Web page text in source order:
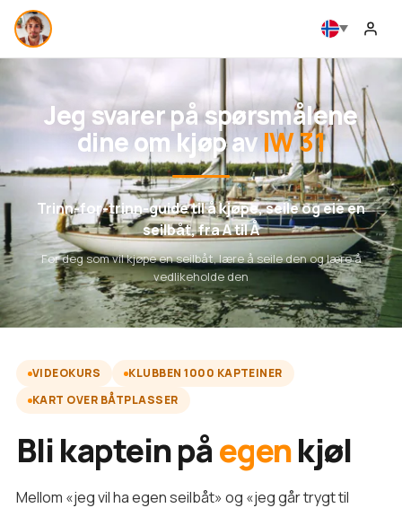
Jeg svarer på spørsmålene
dine om kjøp avIW 31
Trinn-for-trinn-guide til å kjøpe, seile og eie en
seilbåt, fra A til Å
For deg som vil kjøpe en seilbåt, lære å seile den og lære å
vedlikeholde den
VIDEOKURS
KLUBBEN 1000 KAPTEINER
KART OVER BÅTPLASSER
Bli kaptein påegenkjøl
Mellom «jeg vil ha egen seilbåt» og «jeg går trygt til